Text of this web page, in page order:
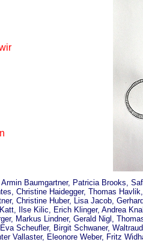
Armin Baumgartner, Patricia Brooks,
Christine Haidegger, Thomas
Christine Huber, Lisa Jacob,
Ilse Kilic, Erich Klinger, Andrea
Markus Lindner, Gerald Nigl,
Scheufler, Birgit Schwaner,
Vallaster, Eleonore Weber, Fritz